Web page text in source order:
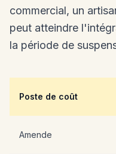
commercial, un
peut atteindre
la période de
Poste de coût
Amende